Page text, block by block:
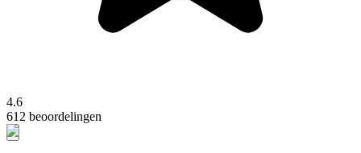
4.6
612 beoordelingen